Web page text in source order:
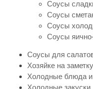
Соусы
Соусы
Соусы
Соусы
Соусы для
Хозяйке на заметку
Холодные блюда и
Холодные закуски